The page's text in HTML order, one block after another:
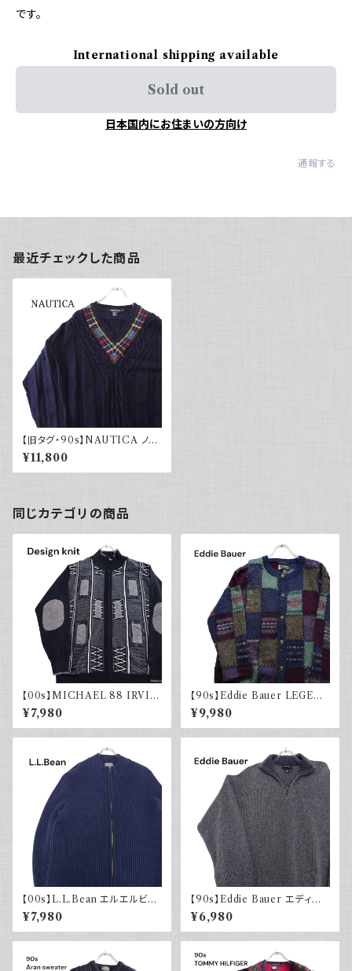
です。
International shipping available
Sold out
日本国内にお住まいの方向け
通報する
最近チェックした商品
【旧タグ・90s】NAUTICA ノー
ティカ チルデンニット コットン
ケーブル
¥11,800
同じカテゴリの商品
【00s】MICHAEL 88 IRVIN
デザインニット ジップアップ エ
ルボーパッチ 古着 レトロ モード
アクリル
¥7,980
【90s】Eddie Bauer LEGEN
D エディーバウアー レジェンド
総柄ニット カーディガン ウール
レトロ 90年代
¥9,980
【00s】L.L.Bean エルエルビー
ン ドライバーズニット リブ編み
ネイビー セーター コットンニッ
ト 古着 アウトドア
¥7,980
【90s】Eddie Bauer エディー
バウアー コットンニット ハーフ
ジップ USA製 グレー 90年代
古着
¥6,980